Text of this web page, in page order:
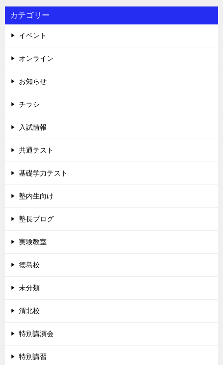
カテゴリー
イベント
オンライン
お知らせ
チラシ
入試情報
共通テスト
基礎学力テスト
塾内生向け
塾長ブログ
実験教室
徳島校
未分類
渭北校
特別講演会
特別講習